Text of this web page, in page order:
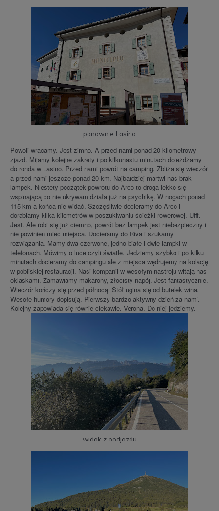
ponownie Lasino
Powoli wracamy. Jest zimno. A przed nami ponad 20-kilometrowy
zjazd. Mijamy kolejne zakręty i po kilkunastu minutach dojeżdżamy
do ronda w Lasino. Przed nami powrót na camping. Zbliża się wieczór
a przed nami jeszcze ponad 20 km. Najbardziej martwi nas brak
lampek. Niestety początek powrotu do Arco to droga lekko się
wspinającą co nie ukrywam działa już na psychikę. W nogach ponad
115 km a końca nie widać. Szczęśliwie docieramy do Arco i
dorabiamy kilka kilometrów w poszukiwaniu ścieżki rowerowej. Ufff.
Jest. Ale robi się już ciemno, powrót bez lampek jest niebezpieczny i
nie powinien mieć miejsca. Docieramy do Riva i szukamy
rozwiązania. Mamy dwa czerwone, jedno białe i dwie lampki w
telefonach. Mówimy o luce czyli światle. Jedziemy szybko i po kilku
minutach docieramy do campingu ale z miejsca wędrujemy na kolację
w pobliskiej restauracji. Nasi kompanii w wesołym nastroju witają nas
oklaskami. Zamawiamy makarony, złocisty napój. Jest fantastycznie.
Wieczór kończy się przed północą. Stół ugina się od butelek wina.
Wesołe humory dopisują. Pierwszy bardzo aktywny dzień za nami.
Kolejny zapowiada się równie ciekawie. Verona. Do niej jedziemy.
widok z podjazdu